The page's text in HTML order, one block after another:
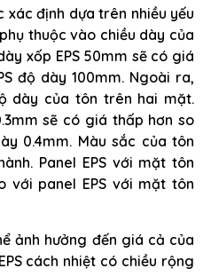
xác định dựa trên nhiều yếu
thuộc vào chiều dày của
xốp EPS 50mm sẽ có giá
độ dày 100mm. Ngoài ra,
dày của tôn trên hai mặt.
sẽ có giá thấp hơn so
0.4mm. Màu sắc của tôn
Panel EPS với mặt tôn
với panel EPS với mặt tôn
ảnh hưởng đến giá cả của
cách nhiệt có chiều rộng